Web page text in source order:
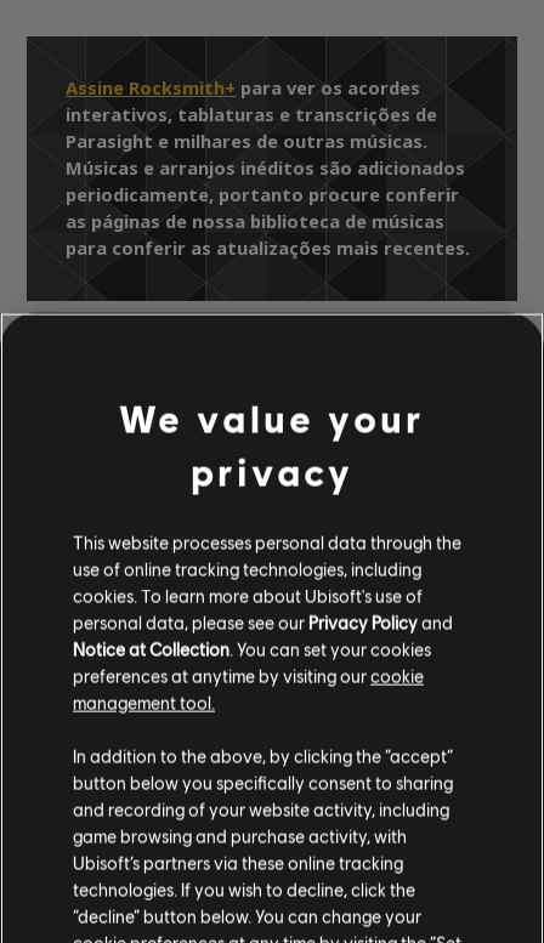
Assine Rocksmith+ para ver os acordes
interativos, tablaturas e transcrições de
Parasight e milhares de outras músicas.
Músicas e arranjos inéditos são adicionados
periodicamente, portanto procure conferir
as páginas de nossa biblioteca de músicas
para conferir as atualizações mais recentes.
Entombed
To Ride, Shoot Straight and Speak the
ARRANJOS
VERIFICADOS
Instrumento / Tipo de arr. Verificado
Quadro de Acordes
Baixo
We value your
privacy
This website processes personal data through the
use of online tracking technologies, including
cookies. To learn more about Ubisoft's use of
personal data, please see our Privacy Policyand
Notice at Collection . You can set your cookies
preferences at anytime by visiting ourcookie
management tool.
In addition to the above, by clicking the “accept”
button below you specifically consent to sharing
and recording of your website activity, including
game browsing and purchase activity, with
Ubisoft’s partners via these online tracking
technologies. If you wish to decline, click the
“decline” button below. You can change your